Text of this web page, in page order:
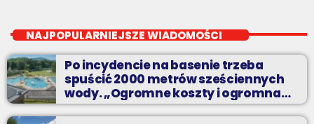
Najlepsze pasmo towarzyszące na Podbeskidziu! Konkursy,
akcje radiowe, rozmowy i oczywiście - starannie
wyselekcjonowane przeboje non-stop!
NAJPOPULARNIEJSZE WIADOMOŚCI
Po incydencie na basenie trzeba
spuścić 2000 metrów sześciennych
wody. „Ogromne koszty i ogromna
praca”